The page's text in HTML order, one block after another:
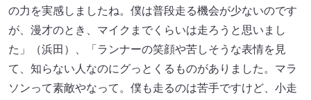
の力を実感しましたね。僕は普段走る機会が少ないのです
が、漫才のとき、マイクまでくらいは走ろうと思いまし
た」（浜田）、「ランナーの笑顔や苦しそうな表情を見
て、知らない人なのにグっとくるものがありました。マラ
ソンって素敵やなって。僕も走るのは苦手ですけど、小走